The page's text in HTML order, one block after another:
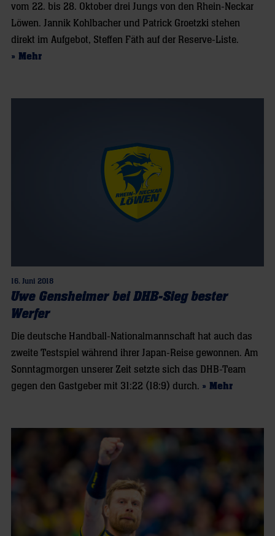
vom 22. bis 28. Oktober drei Jungs von den Rhein-Neckar
Löwen. Jannik Kohlbacher und Patrick Groetzki stehen
direkt im Aufgebot, Steffen Fäth auf der Reserve-Liste.
» Mehr
16. Juni 2018
Uwe Gensheimer bei DHB-Sieg bester
Werfer
Die deutsche Handball-Nationalmannschaft hat auch das
zweite Testspiel während ihrer Japan-Reise gewonnen. Am
Sonntagmorgen unserer Zeit setzte sich das DHB-Team
gegen den Gastgeber mit 31:22 (18:9) durch. » Mehr